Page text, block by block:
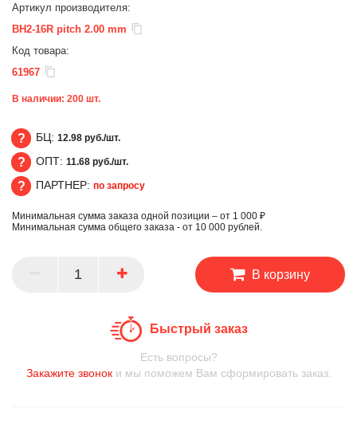
Артикул производителя:
BH2-16R pitch 2.00 mm
Код товара:
61967
В наличии: 200 шт.
БЦ
БЦ: 12.98 руб./шт.
ОПТ
ОПТ: 11.68 руб./шт.
ПАРТНЕР
ПАРТНЕР: по запросу
Минимальная сумма заказа одной позиции – от 1 000 ₽
Минимальная сумма общего заказа - от 10 000 рублей.
В корзину
Быстрый заказ
Есть вопросы?
Закажите звоноки мы поможем Вам сформировать заказ.